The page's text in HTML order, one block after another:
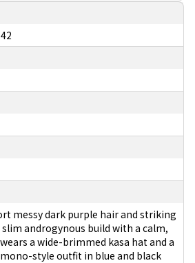
messy dark purple hair and striking
slim androgynous build with a calm,
a wide-brimmed kasa hat and a
style outfit in blue and black